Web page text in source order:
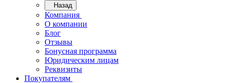
Назад
Компания
О компании
Блог
Отзывы
Бонусная программа
Юридическим лицам
Реквизиты
Покупателям